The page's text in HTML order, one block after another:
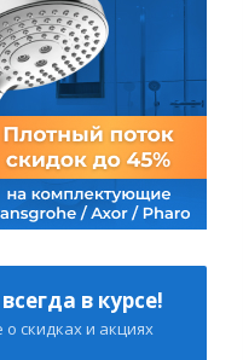
в курсе!
скидках и акциях